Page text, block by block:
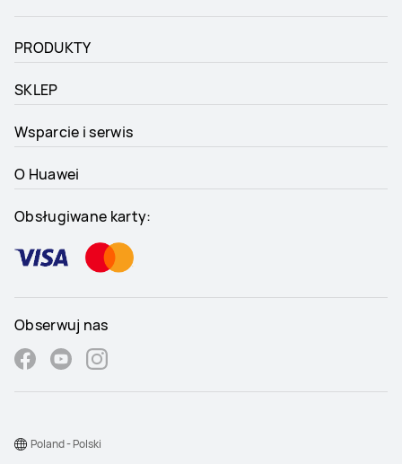
PRODUKTY
SKLEP
Wsparcie i serwis
O Huawei
Obsługiwane karty:
Obserwuj nas
Poland - Polski